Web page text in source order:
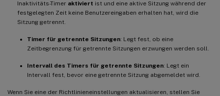
Inaktivitäts-Timer aktiviert ist und eine aktive Sitzung während der
festgelegten Zeit keine Benutzereingaben erhalten hat, wird die
Sitzung getrennt.
Timer für getrennte Sitzungen: Legt fest, ob eine
Zeitbegrenzung für getrennte Sitzungen erzwungen werden soll.
Intervall des Timers für getrennte Sitzungen: Legt ein
Intervall fest, bevor eine getrennte Sitzung abgemeldet wird.
Wenn Sie eine der Richtlinieneinstellungen aktualisieren, stellen Sie